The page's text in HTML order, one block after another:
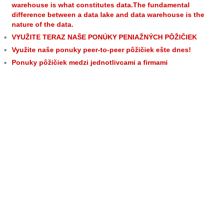
warehouse is what constitutes data.The fundamental
difference between a data lake and data warehouse is the
nature of the data.
VYUŽITE TERAZ NAŠE PONÚKY PENIAŽNÝCH PÔŽIČIEK
Využite naše ponuky peer-to-peer pôžičiek ešte dnes!
Ponuky pôžičiek medzi jednotlivcami a firmami